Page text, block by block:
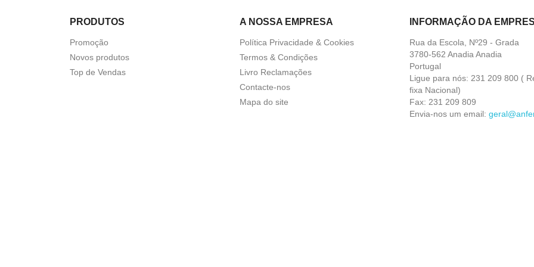
PRODUTOS
Promoção
Novos produtos
Top de Vendas
A NOSSA EMPRESA
Política Privacidade & Cookies
Termos & Condições
Livro Reclamações
Contacte-nos
Mapa do site
INFORMAÇÃO DA
Rua da Escola, Nº29 - Grada
3780-562 Anadia Anadia
Portugal
Ligue para nós: 231 209 800 (
fixa Nacional)
Fax: 231 209 809
Envia-nos um email: